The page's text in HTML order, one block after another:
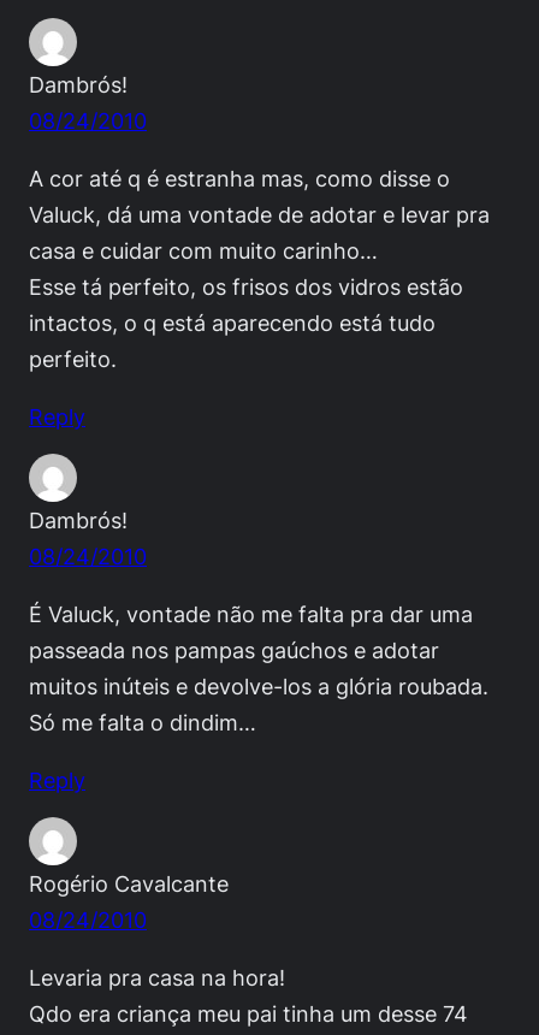
Dambrós!
08/24/2010
A cor até q é estranha mas, como disse o
Valuck, dá uma vontade de adotar e levar pra
casa e cuidar com muito carinho…
Esse tá perfeito, os frisos dos vidros estão
intactos, o q está aparecendo está tudo
perfeito.
Reply
Dambrós!
08/24/2010
É Valuck, vontade não me falta pra dar uma
passeada nos pampas gaúchos e adotar
muitos inúteis e devolve-los a glória roubada.
Só me falta o dindim…
Reply
Rogério Cavalcante
08/24/2010
Levaria pra casa na hora!
Qdo era criança meu pai tinha um desse 74